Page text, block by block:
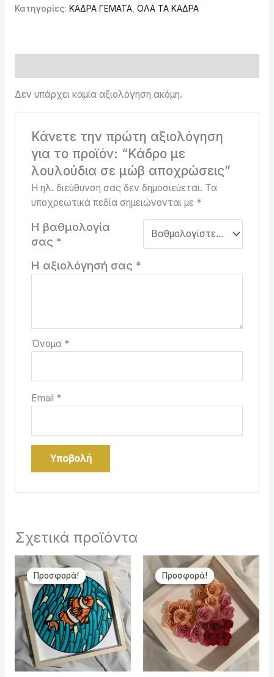
Κατηγορίες: ΚΑΔΡΑ ΓΕΜΑΤΑ, ΟΛΑ ΤΑ ΚΑΔΡΑ
Δεν υπάρχει καμία αξιολόγηση ακόμη.
Κάνετε την πρώτη αξιολόγηση
για το προϊόν: “Κάδρο με
λουλούδια σε μώβ αποχρώσεις”
Η ηλ. διεύθυνση σας δεν δημοσιεύεται. Τα
υποχρεωτικά πεδία σημειώνονται με *
Η βαθμολογία
σας *
Η αξιολόγησή σας *
Όνομα *
Email *
Σχετικά προϊόντα
Προσφορά!
Προσφορά!
Original
price
was:
49,00 €.
Η
τρέχουσα
τιμή
είναι:
36,00 €.
Προσφορά!
Προσφορά!
Original
price
was:
65,00 €.
Η
τρέχουσα
τιμή
είναι:
45,00 €.